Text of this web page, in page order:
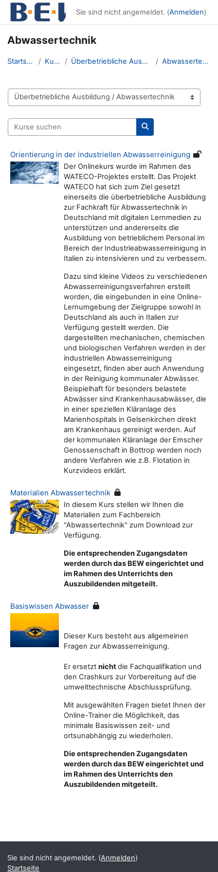
Zum Hauptinhalt
Sie sind nicht angemeldet. (Anmelden)
Abwassertechnik
Startseite Kurse Überbetriebliche Ausbildung Abwassertechnik
Kursbereiche
Kurse suchen
Kurse suchen
Orientierung in der industriellen Abwasserreinigung
Der Onlinekurs wurde im Rahmen des
WATECO-Projektes erstellt. Das Projekt
WATECO hat sich zum Ziel gesetzt
einerseits die überbetriebliche Ausbildung
zur Fachkraft für Abwassertechnik in
Deutschland mit digitalen Lernmedien zu
unterstützen und andererseits die
Ausbildung von betrieblichem Personal im
Bereich der Industrieabwasserreinigung in
Italien zu intensivieren und zu verbessern.
Dazu sind kleine Videos zu verschiedenen
Abwasserreinigungsverfahren erstellt
worden, die eingebunden in eine Online-
Lernumgebung der Zielgruppe sowohl in
Deutschland als auch in Italien zur
Verfügung gestellt werden. Die
dargestellten mechanischen, chemischen
und biologischen Verfahren werden in der
industriellen Abwasserreinigung
eingesetzt, finden aber auch Anwendung
in der Reinigung kommunaler Abwässer.
Beispielhaft für besonders belastete
Abwässer sind Krankenhausabwässer, die
in einer speziellen Kläranlage des
Marienhospitals in Gelsenkirchen direkt
am Krankenhaus gereinigt werden. Auf
der kommunalen Kläranlage der Emscher
Genossenschaft in Bottrop werden noch
andere Verfahren wie z.B. Flotation in
Kurzvideos erklärt.
Materialien Abwassertechnik
In diesem Kurs stellen wir Ihnen die
Materialien zum Fachbereich
"Abwassertechnik" zum Download zur
Verfügung.
Die entsprechenden Zugangsdaten
werden durch das BEW eingerichtet und
im Rahmen des Unterrichts den
Auszubildenden mitgeteilt.
Basiswissen Abwasser
Dieser Kurs besteht aus allgemeinen
Fragen zur Abwasserreinigung.
Er ersetzt nichtdie Fachqualifikation und
den Crashkurs zur Vorbereitung auf die
umwelttechnische Abschlussprüfung.
Mit ausgewählten Fragen bietet Ihnen der
Online-Trainer die Möglichkeit, das
minimale Basiswissen zeit- und
ortsunabhängig zu wiederholen.
Die entsprechenden Zugangsdaten
werden durch das BEW eingerichtet und
im Rahmen des Unterrichts den
Auszubildenden mitgeteilt.
Ergänzungsblöcke
Sie sind nicht angemeldet. (Anmelden)
Startseite